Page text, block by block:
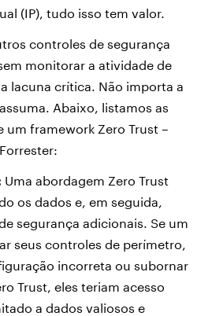
(IP), tudo isso tem valor.
controles de segurança
monitorar a atividade de
lacuna crítica. Não importa a
Abaixo, listamos as
um framework Zero Trust –
Uma abordagem Zero Trust
os dados e, em seguida,
segurança adicionais. Se um
seus controles de perímetro,
incorreta ou subornar
Trust, eles teriam acesso
a dados valiosos e